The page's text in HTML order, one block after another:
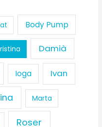
Body Pump
Damià
Ioga Ivan
Marta
Roser